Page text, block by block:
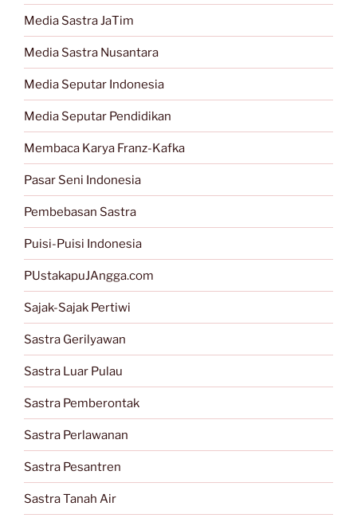
Media Sastra JaTim
Media Sastra Nusantara
Media Seputar Indonesia
Media Seputar Pendidikan
Membaca Karya Franz-Kafka
Pasar Seni Indonesia
Pembebasan Sastra
Puisi-Puisi Indonesia
PUstakapuJAngga.com
Sajak-Sajak Pertiwi
Sastra Gerilyawan
Sastra Luar Pulau
Sastra Pemberontak
Sastra Perlawanan
Sastra Pesantren
Sastra Tanah Air